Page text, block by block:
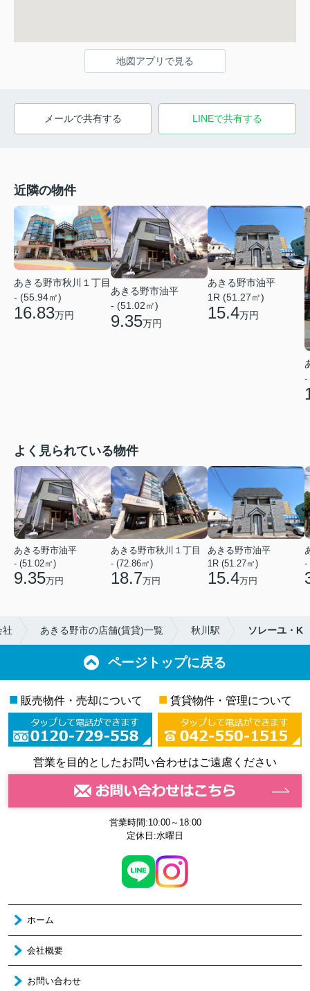
地図アプリで見る
メールで共有する LINEで共有する
近隣の物件
あきる野市秋川１丁目
- (55.94㎡)
16.83万円
あきる野市油平
- (51.02㎡)
9.35万円
あきる野市油平
1R (51.27㎡)
15.4万円
-
よく見られている物件
あきる野市油平
- (51.02㎡)
9.35万円
あきる野市秋川１丁目
- (72.86㎡)
18.7万円
あきる野市油平
1R (51.27㎡)
15.4万円
-
社 あきる野市の店舗(賃貸)一覧 秋川駅 ソレーユ・K
ページトップに戻る
■ 販売物件・売却について ■ 賃貸物件・管理について
営業を目的としたお問い合わせはご遠慮ください
営業時間:10:00～18:00
定休日:水曜日
ホーム
会社概要
お問い合わせ